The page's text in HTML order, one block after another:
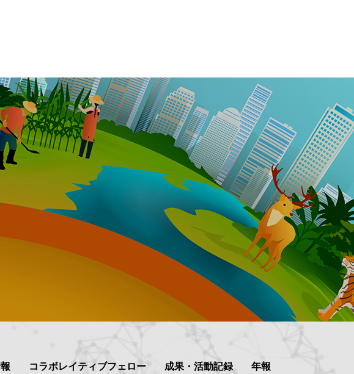
コラボレイティブフェロー 成果・活動記録 年報